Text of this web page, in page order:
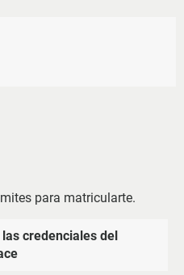
para matricularte.
credenciales del